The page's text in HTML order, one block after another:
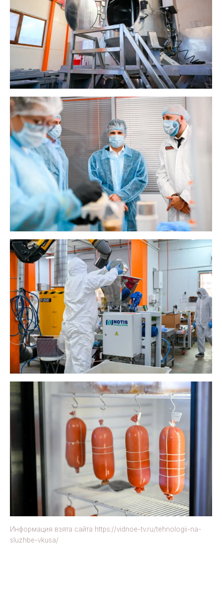
Информация взята сайта https://vidnoe-tv.ru/tehnologii-na-
sluzhbe-vkusa/